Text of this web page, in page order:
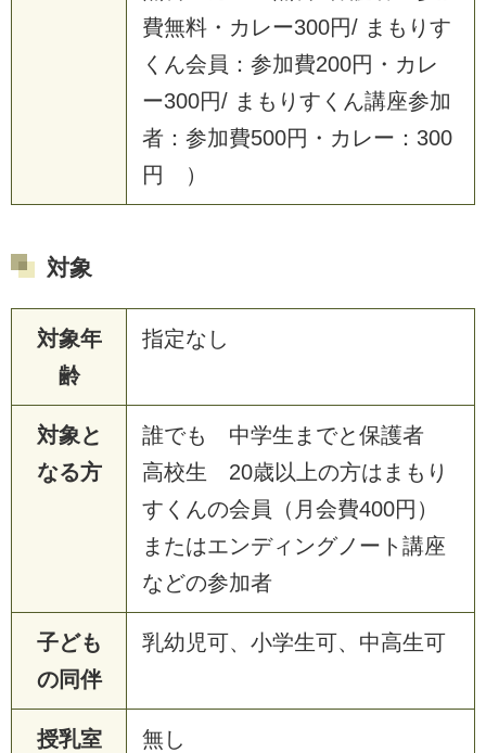
費無料・カレー300円/ まもりす
くん会員：参加費200円・カレ
ー300円/ まもりすくん講座参加
者：参加費500円・カレー：300
円 ）
対象
対象年
齢
指定なし
対象と
なる方
誰でも 中学生までと保護者
高校生 20歳以上の方はまもり
すくんの会員（月会費400円）
またはエンディングノート講座
などの参加者
子ども
の同伴
乳幼児可、小学生可、中高生可
授乳室
無し